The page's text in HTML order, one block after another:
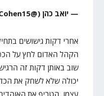
— יואב כהן (@AirCohen15)
אחרי דקות גישושים
הקהל האדום לחץ על
שוב באותן דקות זה
יכולה שלא לשחק את